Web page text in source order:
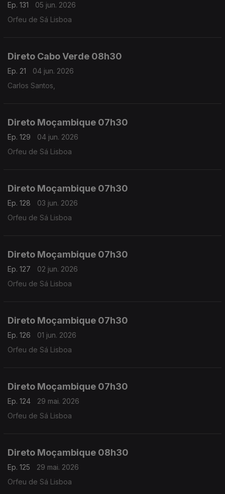
Ep. 131
05 jun. 2026
Orfeu de Sá Lisboa
Direto Cabo Verde 08h30
Ep. 21
04 jun. 2026
Carlos Santos,
Direto Moçambique 07h30
Ep. 129
04 jun. 2026
Orfeu de Sá Lisboa
Direto Moçambique 07h30
Ep. 128
03 jun. 2026
Orfeu de Sá Lisboa
Direto Moçambique 07h30
Ep. 127
02 jun. 2026
Orfeu de Sá Lisboa
Direto Moçambique 07h30
Ep. 126
01 jun. 2026
Orfeu de Sá Lisboa
Direto Moçambique 07h30
Ep. 124
29 mai. 2026
Orfeu de Sá Lisboa
Direto Moçambique 08h30
Ep. 125
29 mai. 2026
Orfeu de Sá Lisboa